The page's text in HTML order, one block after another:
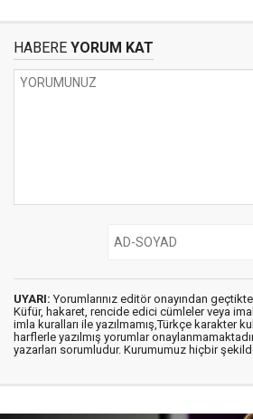
HABERE YORUM KAT
UYARI: Yorumlarınız editör onayından
Küfür, hakaret, rencide edici cümleler veya
imla kuralları ile yazılmamış,Türkçe karakter
harflerle yazılmış yorumlar
yazarları sorumludur. Kurumumuz hiçbir